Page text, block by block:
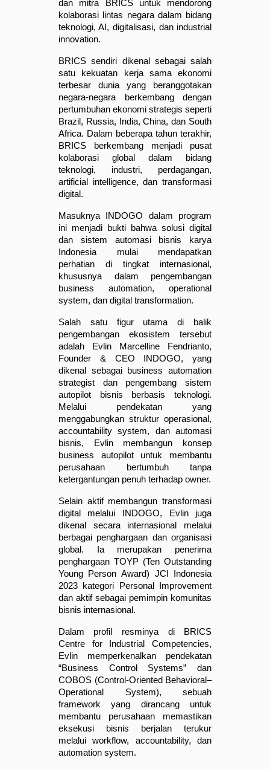
dan mitra BRICS untuk mendorong
kolaborasi lintas negara dalam bidang
teknologi, AI, digitalisasi, dan industrial
innovation.
BRICS sendiri dikenal sebagai salah
satu kekuatan kerja sama ekonomi
terbesar dunia yang beranggotakan
negara-negara berkembang dengan
pertumbuhan ekonomi strategis seperti
Brazil, Russia, India, China, dan South
Africa. Dalam beberapa tahun terakhir,
BRICS berkembang menjadi pusat
kolaborasi global dalam bidang
teknologi, industri, perdagangan,
artificial intelligence, dan transformasi
digital.
Masuknya INDOGO dalam program
ini menjadi bukti bahwa solusi digital
dan sistem automasi bisnis karya
Indonesia mulai mendapatkan
perhatian di tingkat internasional,
khususnya dalam pengembangan
business automation, operational
system, dan digital transformation.
Salah satu figur utama di balik
pengembangan ekosistem tersebut
adalah Evlin Marcelline Fendrianto,
Founder & CEO INDOGO, yang
dikenal sebagai business automation
strategist dan pengembang sistem
autopilot bisnis berbasis teknologi.
Melalui pendekatan yang
menggabungkan struktur operasional,
accountability system, dan automasi
bisnis, Evlin membangun konsep
business autopilot untuk membantu
perusahaan bertumbuh tanpa
ketergantungan penuh terhadap owner.
Selain aktif membangun transformasi
digital melalui INDOGO, Evlin juga
dikenal secara internasional melalui
berbagai penghargaan dan organisasi
global. Ia merupakan penerima
penghargaan TOYP (Ten Outstanding
Young Person Award) JCI Indonesia
2023 kategori Personal Improvement
dan aktif sebagai pemimpin komunitas
bisnis internasional.
Dalam profil resminya di BRICS
Centre for Industrial Competencies,
Evlin memperkenalkan pendekatan
“Business Control Systems” dan
COBOS (Control-Oriented Behavioral–
Operational System), sebuah
framework yang dirancang untuk
membantu perusahaan memastikan
eksekusi bisnis berjalan terukur
melalui workflow, accountability, dan
automation system.